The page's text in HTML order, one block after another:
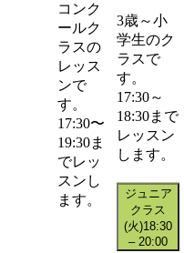
コンク
ールク
ラスの
レッス
ンで
す。
17:30〜
19:30ま
でレッ
スンし
ます。
3歳～小
学生のク
ラスで
す。
17:30～
18:30まで
レッスン
します。
ジュニア
クラス
(火)18:30
– 20:00